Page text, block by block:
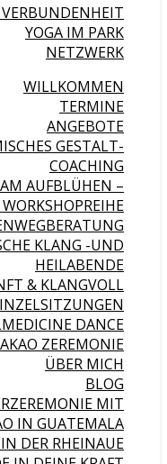
YOGA IM PARK
NETZWERK
WILLKOMMEN
TERMINE
ANGEBOTE
GESTALT-
COACHING
AUFBLÜHEN –
KLANG -UND
HEILABENDE
& KLANGVOLL
DANCE
ZEREMONIE
ÜBER MICH
BLOG
MIT
IN GUATEMALA
DER RHEINAUE